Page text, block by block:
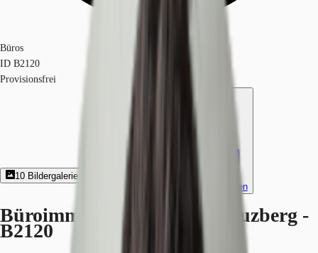
Büros
ID B2120
Provisionsfrei
10 Bildergalerie
Exposé herunterladen
Büroimmobilie - Berlin, Kreuzberg -
B2120